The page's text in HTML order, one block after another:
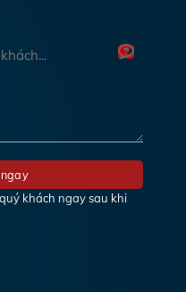
khách ngay sau khi